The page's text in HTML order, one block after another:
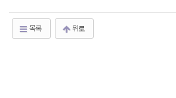
목록 위로